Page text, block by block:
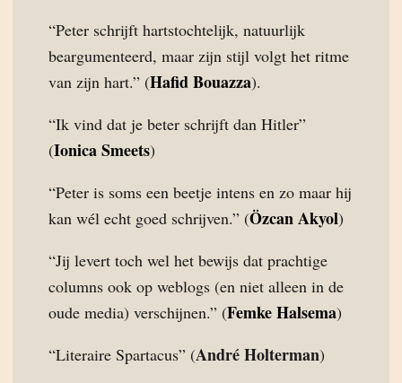
“Peter schrijft hartstochtelijk, natuurlijk
beargumenteerd, maar zijn stijl volgt het ritme
van zijn hart.” (Hafid Bouazza).
“Ik vind dat je beter schrijft dan Hitler”
(Ionica Smeets)
“Peter is soms een beetje intens en zo maar hij
kan wél echt goed schrijven.” (Özcan Akyol)
“Jij levert toch wel het bewijs dat prachtige
columns ook op weblogs (en niet alleen in de
oude media) verschijnen.” (Femke Halsema)
“Literaire Spartacus” (André Holterman)